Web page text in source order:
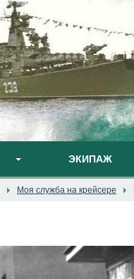
ЭКИПАЖ
Моя служба на крейсере